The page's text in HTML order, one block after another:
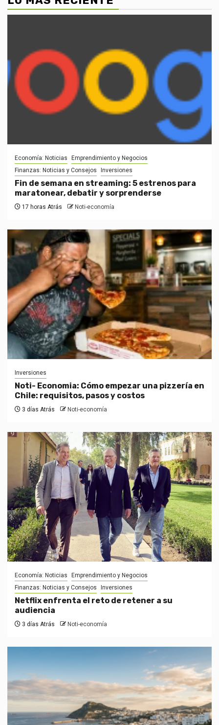
Economía: Noticias
Emprendimiento y Negocios
Finanzas: Noticias y Consejos
Inversiones
Fin de semana en streaming: 5 estrenos para
maratonear, debatir y sorprenderse
17 horas Atrás Noti-economía
Inversiones
Noti- Economia: Cómo empezar una pizzería en
Chile: requisitos, pasos y costos
3 días Atrás Noti-economía
Economía: Noticias
Emprendimiento y Negocios
Finanzas: Noticias y Consejos
Inversiones
Netflix enfrenta el reto de retener a su
audiencia
3 días Atrás Noti-economía